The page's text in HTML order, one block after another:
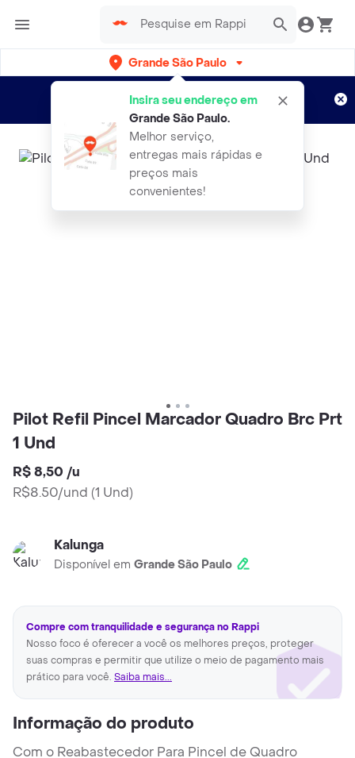
Grande São Paulo
Insira seu endereço em
Grande São Paulo.
Melhor serviço,
entregas mais rápidas e
preços mais
convenientes!
Entregas grátis por 15 dias!
Aplicam T&C
Pilot Refil Pincel Marcador Quadro Brc Prt
1 Und
R$ 8,50 /u
R$8.50/und (1 Und)
Kalunga
Disponível em Grande São Paulo
Compre com tranquilidade e segurança no Rappi
Nosso foco é oferecer a você os melhores preços, proteger
suas compras e permitir que utilize o meio de pagamento mais
prático para você. Saiba mais...
Informação do produto
Com o Reabastecedor Para Pincel de Quadro